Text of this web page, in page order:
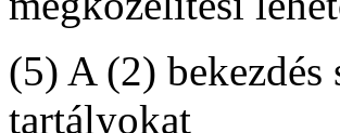
(5) A (2)
tartályokat